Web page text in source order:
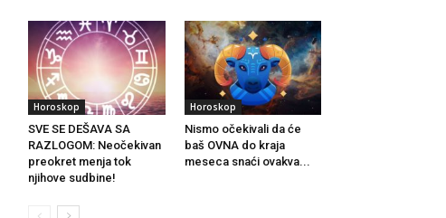
Horoskop
SVE SE DEŠAVA SA
RAZLOGOM: Neočekivan
preokret menja tok
njihove sudbine!
Horoskop
Nismo očekivali da će
baš OVNA do kraja
meseca snaći ovakva...